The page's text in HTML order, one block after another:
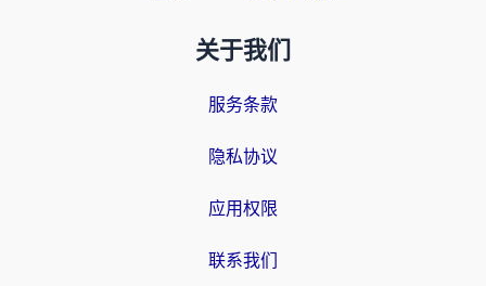
关于我们
服务条款
隐私协议
应用权限
联系我们